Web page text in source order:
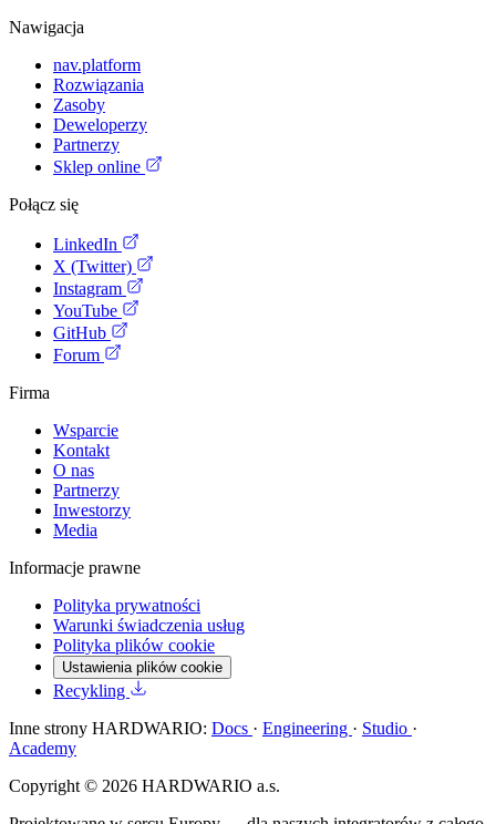
Nawigacja
nav.platform
Rozwiązania
Zasoby
Deweloperzy
Partnerzy
Sklep online
Połącz się
LinkedIn
X (Twitter)
Instagram
YouTube
GitHub
Forum
Firma
Wsparcie
Kontakt
O nas
Partnerzy
Inwestorzy
Media
Informacje prawne
Polityka prywatności
Warunki świadczenia usług
Polityka plików cookie
Ustawienia plików cookie
Recykling
Inne strony HARDWARIO: Docs · Engineering · Studio ·
Academy
Copyright © 2026 HARDWARIO a.s.